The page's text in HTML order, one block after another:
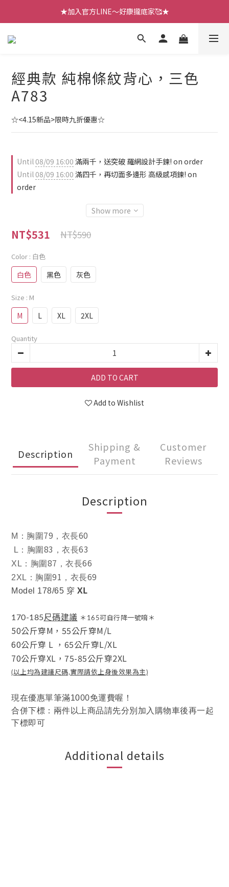
【七月新品】上架了!! 限時折扣優惠😍
★加入官方LINE～好康攏底家🥰★
【七月新品】上架了!! 限時折扣優惠😍
經典款 純棉條紋背心，三色
A783
☆<4.15新品>限時九折優惠☆
Until08/09 16:00 滿兩千，送突破 羅網設計手鍊! on order
Until08/09 16:00 滿四千，再切面多邊形 高級感項鍊! on
order
Show more
NT$531 NT$590
Color : 白色
白色 黑色 灰色
Size : M
M L XL 2XL
Quantity
ADD TO CART
Add to Wishlist
Description
Shipping &
Payment
Customer
Reviews
Description
M ： 胸圍 79 ，衣長60
L ： 胸圍 83 ，衣長63
XL ： 胸圍 87 ，衣長66
2XL ： 胸圍91 ，衣長69
Model 178/65 穿 XL
170-185尺碼建議 ＊165可自行降一號唷＊
50公斤穿M， 55公斤穿M/L
60公斤穿 L ， 65公斤穿L/XL
70公斤穿XL， 75-85公斤穿2XL
(以上均為建議尺碼,實際請依上身後效果為主)
現在優惠單筆滿1000免運費喔！
合併下標：兩件以上商品請先分別加入購物車後再一起
下標即可
Additional details